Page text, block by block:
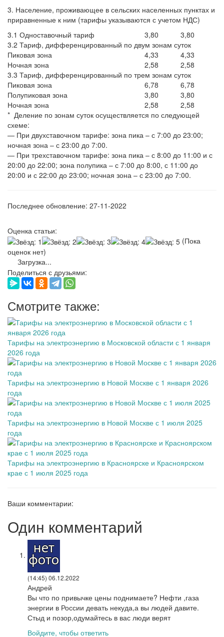
3. Население, проживающее в сельских населенных пунктах и
приравненные к ним (тарифы указываются с учетом НДС)
3.1 Одноставочный тариф
3,80
3,80
3.2 Тариф, дифференцированный по двум зонам суток
Пиковая зона
4,33
4,33
Ночная зона
2,58
2,58
3.3 Тариф, дифференцированный по трем зонам суток
Пиковая зона
6,78
6,78
Полупиковая зона
3,80
3,80
Ночная зона
2,58
2,58
* Деление по зонам суток осуществляется по следующей
схеме:
— При двухставочном тарифе: зона пика – с 7:00 до 23:00;
ночная зона – с 23:00 до 7:00.
— При трехставочном тарифе: зона пика – с 8:00 до 11:00 и с
20:00 до 22:00; зона полупика – с 7:00 до 8:00, с 11:00 до
20:00 и с 22:00 до 23:00; ночная зона – с 23:00 до 7:00.
Последнее обновление: 27-11-2022
Оценка статьи:
(Пока
оценок нет)
Загрузка...
Поделиться с друзьями:
Смотрите также:
Тарифы на электроэнергию в Московской области с 1 января
2026 года
Тарифы на электроэнергию в Новой Москве с 1 января 2026
года
Тарифы на электроэнергию в Новой Москве с 1 июля 2025
года
Тарифы на электроэнергию в Красноярске и Красноярском
крае с 1 июля 2025 года
Ваши комментарии:
Один комментарий
(14:45) 06.12.2022
Андрей
Вы что по привычке цены поднимаете? Нефти ,газа
энергии в России девать некуда,а вы людей давите.
Стыд и позор,одумайтесь в вас люди верят
Войдите, чтобы ответить